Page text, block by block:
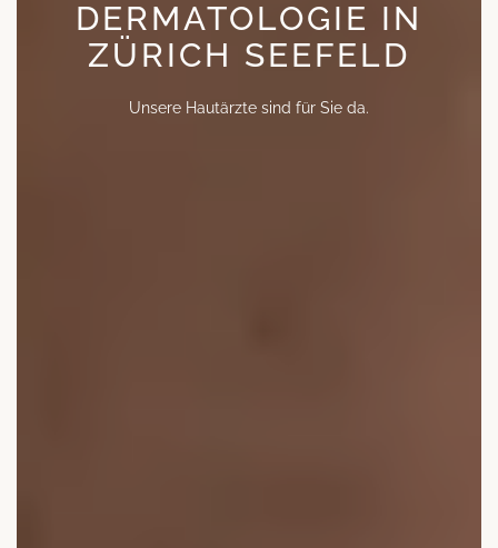
DERMATOLOGIE IN
ZÜRICH SEEFELD
Unsere Hautärzte sind für Sie da.